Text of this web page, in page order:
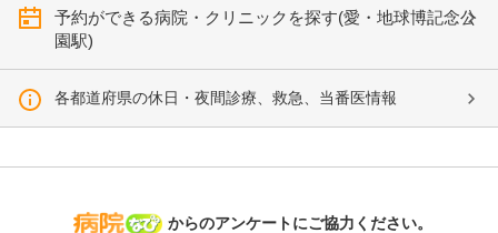
予約ができる病院・クリニックを探す(愛・地球博記念公
園駅)
各都道府県の休日・夜間診療、救急、当番医情報
病院なび
からのアンケートにご協力ください。